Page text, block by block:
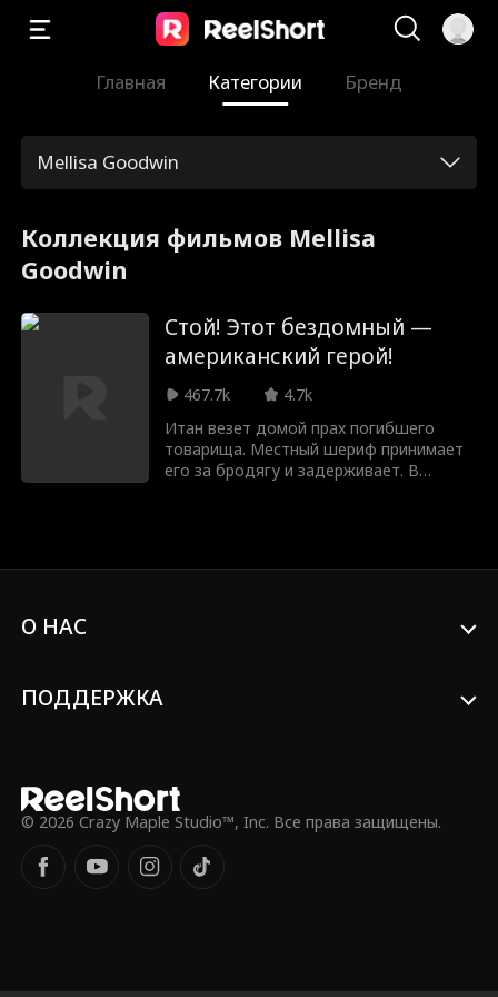
Главная Категории Бренд
Mellisa Goodwin
Коллекция фильмов Mellisa
Goodwin
Стой! Этот бездомный —
американский герой!
467.7k
4.7k
Итан везет домой прах погибшего
товарища. Местный шериф принимает
его за бродягу и задерживает. В
И тут появляется бывший подчиненный
О НАС
ПОДДЕРЖКА
© 2026 Crazy Maple Studio™, Inc. Все права защищены.